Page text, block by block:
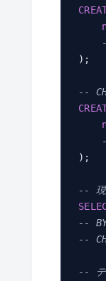
);
--
);
-- 現
--
--
-- デ